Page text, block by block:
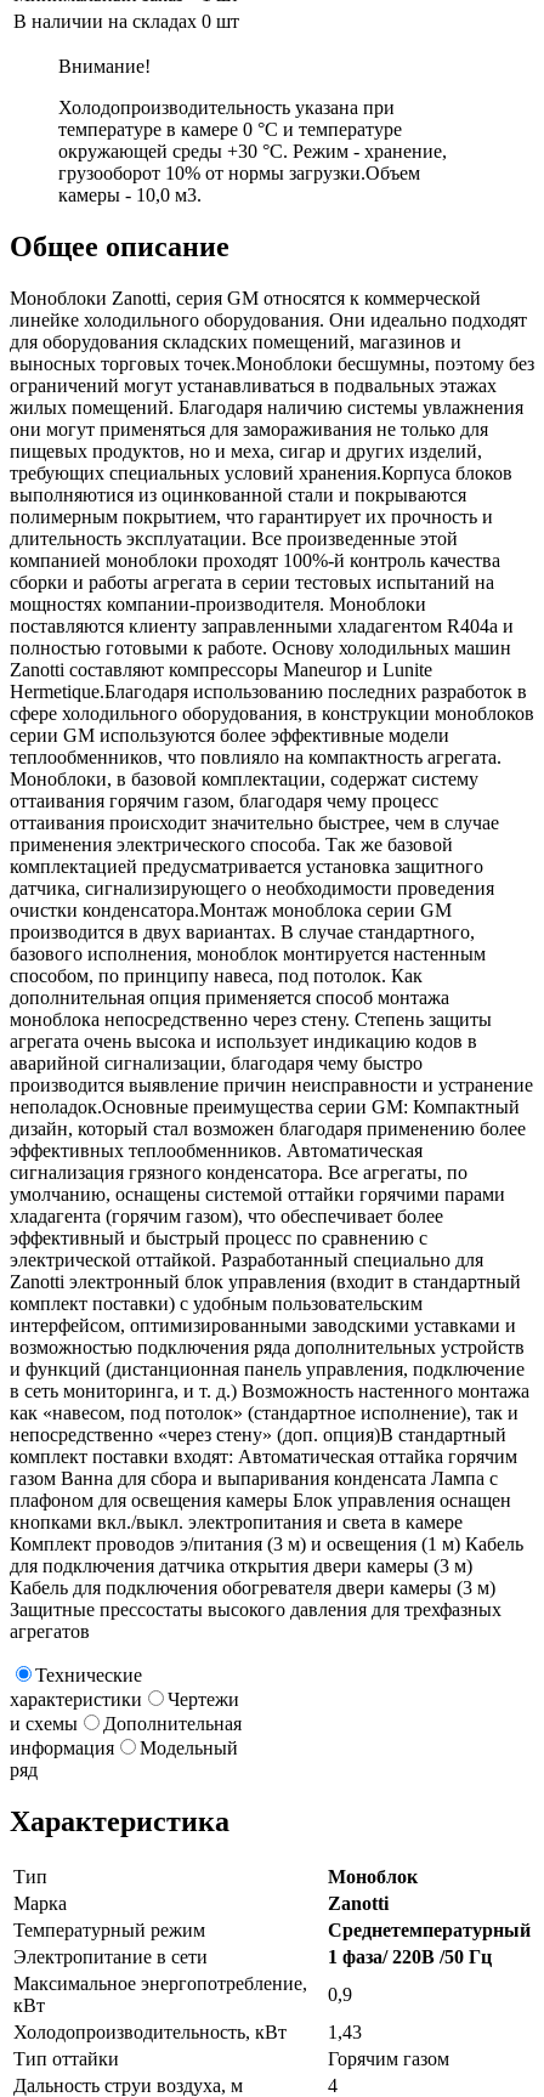
В наличии на складах 0 шт
Внимание!
Холодопроизводительность указана при
температуре в камере 0 °С и температуре
окружающей среды +30 °С. Режим - хранение,
грузооборот 10% от нормы загрузки.Объем
камеры - 10,0 м3.
Общее описание
Моноблоки Zanotti, серия GM относятся к коммерческой
линейке холодильного оборудования. Они идеально подходят
для оборудования складских помещений, магазинов и
выносных торговых точек.Моноблоки бесшумны, поэтому без
ограничений могут устанавливаться в подвальных этажах
жилых помещений. Благодаря наличию системы увлажнения
они могут применяться для замораживания не только для
пищевых продуктов, но и меха, сигар и других изделий,
требующих специальных условий хранения.Корпуса блоков
выполняютися из оцинкованной стали и покрываются
полимерным покрытием, что гарантирует их прочность и
длительность эксплуатации. Все произведенные этой
компанией моноблоки проходят 100%-й контроль качества
сборки и работы агрегата в серии тестовых испытаний на
мощностях компании-производителя. Моноблоки
поставляются клиенту заправленными хладагентом R404a и
полностью готовыми к работе. Основу холодильных машин
Zanotti составляют компрессоры Maneurop и Lunite
Hermetique.Благодаря использованию последних разработок в
сфере холодильного оборудования, в конструкции моноблоков
серии GM используются более эффективные модели
теплообменников, что повлияло на компактность агрегата.
Моноблоки, в базовой комплектации, содержат систему
оттаивания горячим газом, благодаря чему процесс
оттаивания происходит значительно быстрее, чем в случае
применения электрического способа. Так же базовой
комплектацией предусматривается установка защитного
датчика, сигнализирующего о необходимости проведения
очистки конденсатора.Монтаж моноблока серии GM
производится в двух вариантах. В случае стандартного,
базового исполнения, моноблок монтируется настенным
способом, по принципу навеса, под потолок. Как
дополнительная опция применяется способ монтажа
моноблока непосредственно через стену. Степень защиты
агрегата очень высока и использует индикацию кодов в
аварийной сигнализации, благодаря чему быстро
производится выявление причин неисправности и устранение
неполадок.Основные преимущества серии GM: Компактный
дизайн, который стал возможен благодаря применению более
эффективных теплообменников. Автоматическая
сигнализация грязного конденсатора. Все агрегаты, по
умолчанию, оснащены системой оттайки горячими парами
хладагента (горячим газом), что обеспечивает более
эффективный и быстрый процесс по сравнению с
электрической оттайкой. Разработанный специально для
Zanotti электронный блок управления (входит в стандартный
комплект поставки) с удобным пользовательским
интерфейсом, оптимизированными заводскими уставками и
возможностью подключения ряда дополнительных устройств
и функций (дистанционная панель управления, подключение
в сеть мониторинга, и т. д.) Возможность настенного монтажа
как «навесом, под потолок» (стандартное исполнение), так и
непосредственно «через стену» (доп. опция)В стандартный
комплект поставки входят: Автоматическая оттайка горячим
газом Ванна для сбора и выпаривания конденсата Лампа с
плафоном для освещения камеры Блок управления оснащен
кнопками вкл./выкл. электропитания и света в камере
Комплект проводов э/питания (3 м) и освещения (1 м) Кабель
для подключения датчика открытия двери камеры (3 м)
Кабель для подключения обогревателя двери камеры (3 м)
Защитные прессостаты высокого давления для трехфазных
агрегатов
Технические
характеристики
Чертежи
и схемы
Дополнительная
информация
Модельный
ряд
Характеристика
Тип
Моноблок
Марка
Zanotti
Температурный режим
Среднетемпературный
Электропитание в сети
1 фаза/ 220В /50 Гц
Максимальное энергопотребление,
кВт
0,9
Холодопроизводительность, кВт
1,43
Тип оттайки
Горячим газом
Дальность струи воздуха, м
4